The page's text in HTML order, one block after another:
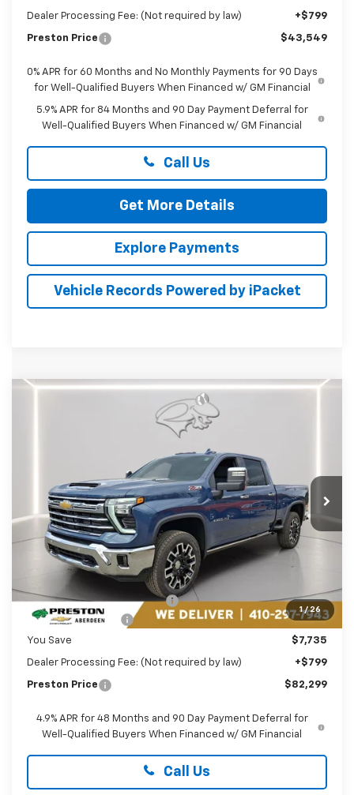
Dealer Processing Fee: (Not required by law) +$799
Preston Price $43,549
0% APR for 60 Months and No Monthly Payments for 90 Days
for Well-Qualified Buyers When Financed w/ GM Financial
5.9% APR for 84 Months and 90 Day Payment Deferral for
Well-Qualified Buyers When Financed w/ GM Financial
Call Us
Get More Details
Explore Payments
Vehicle Records Powered by iPacket
1 / 26
Chevrolet Silverado 2500 HD
Preston Chevrolet of Aberdeen
2GC4KPEY5T1117360 Stock: AC1715
In Stock Ext. Int.
FINANCE
$82,299
PRESTON PRICE
Less
Price reduction below MSRP:
-$6,735
Guaranteed Offers:
-$1,000
You Save $7,735
Dealer Processing Fee: (Not required by law) +$799
Preston Price $82,299
4.9% APR for 48 Months and 90 Day Payment Deferral for
Well-Qualified Buyers When Financed w/ GM Financial
Call Us